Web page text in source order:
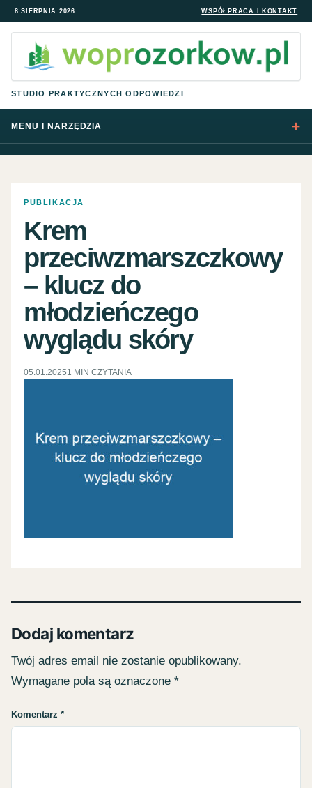
8 SIERPNIA 2026 WSPÓŁPRACA I KONTAKT
STUDIO PRAKTYCZNYCH ODPOWIEDZI
MENU I NARZĘDZIA
PUBLIKACJA
Krem
przeciwzmarszczkowy
– klucz do
młodzieńczego
wyglądu skóry
05.01.20251 MIN CZYTANIA
Dodaj komentarz
Twój adres email nie zostanie opublikowany.
Wymagane pola są oznaczone *
Komentarz *